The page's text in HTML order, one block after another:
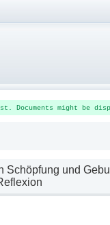
Documents might be
und